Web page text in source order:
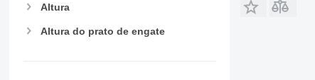
Altura
Altura do prato de engate